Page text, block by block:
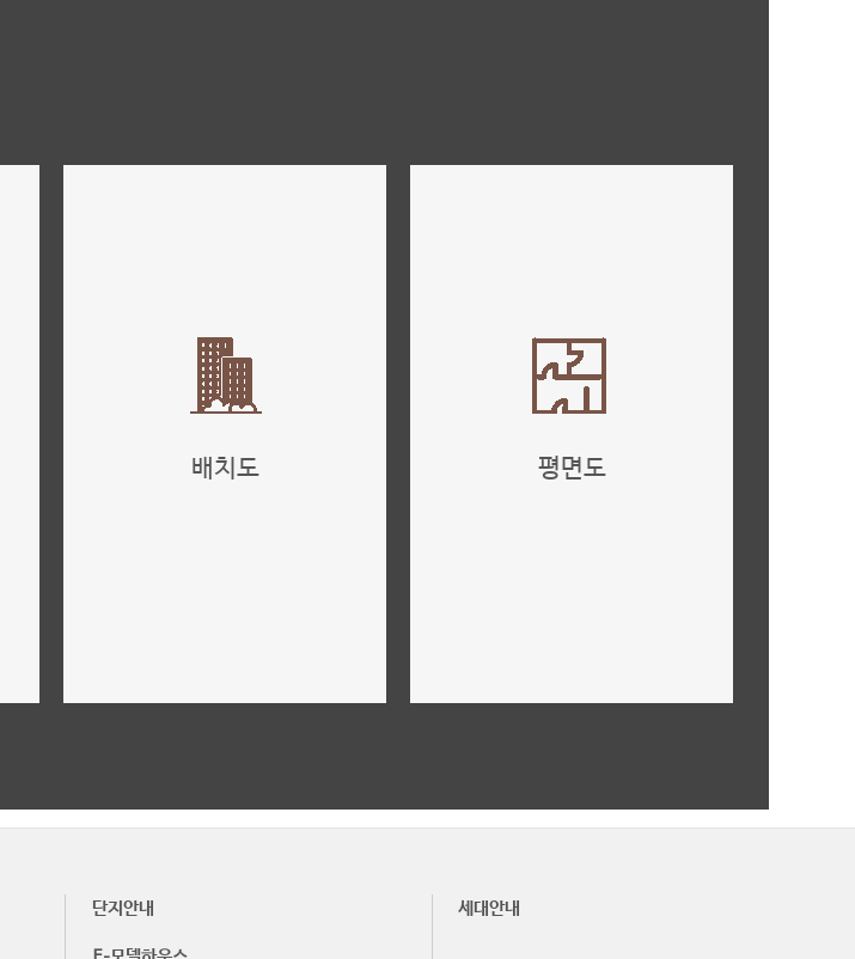
배치도 평면도
단지안내
세대안내
E-모델하우스